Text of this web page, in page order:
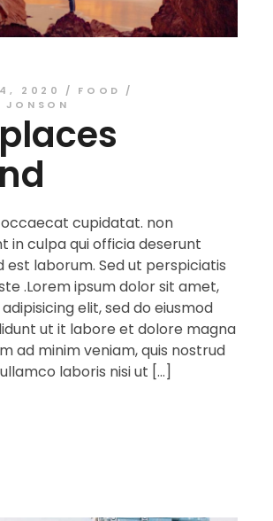
4, 2020
FOOD
JONSON
cupidatat. non
in culpa qui officia deserunt
est laborum. Sed ut perspiciatis
.Lorem ipsum dolor sit amet,
elit, sed do eiusmod
ut it labore et dolore magna
ad minim veniam, quis nostrud
laboris nisi ut […]